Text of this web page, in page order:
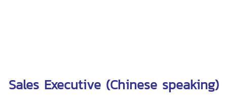
Sales Executive (Chinese speaking)